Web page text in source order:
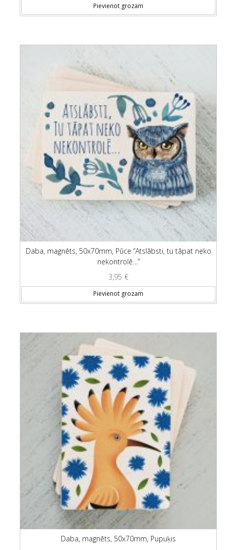
Pievienot grozam
Daba, magnēts, 50x70mm, Pūce “Atslābsti, tu tāpat neko
nekontrolē…”
3,95 €
Pievienot grozam
Daba, magnēts, 50x70mm, Pupuķis